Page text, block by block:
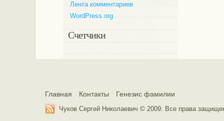
Лента комментариев
WordPress.org
Счетчики
Главная Контакты Генезис фамилии
Чуков Сергей Николаевич © 2009. Все права